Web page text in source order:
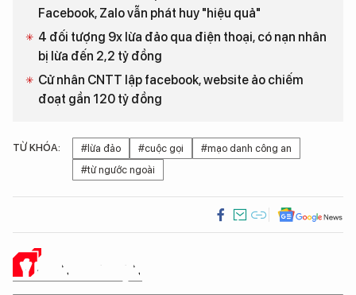
Facebook, Zalo vẫn phát huy "hiệu quả"
4 đối tượng 9x lừa đảo qua điện thoại, có nạn nhân
bị lừa đến 2,2 tỷ đồng
Cử nhân CNTT lập facebook, website ảo chiếm
đoạt gần 120 tỷ đồng
TỪ KHÓA: #lừa đảo #cuộc gọi
#mạo danh công an
#từ ngước ngoài
Ý KIẾN CỦA BẠN